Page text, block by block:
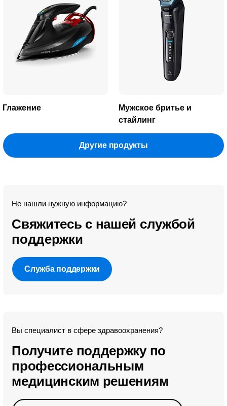
Глажение
Мужское бритье и
стайлинг
Другие продукты
Не нашли нужную информацию?
Свяжитесь с нашей службой
поддержки
Служба поддержки
Вы специалист в сфере здравоохранения?
Получите поддержку по
профессиональным
медицинским решениям